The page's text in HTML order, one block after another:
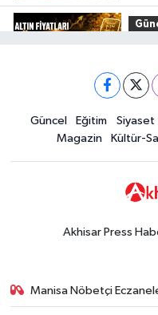
Güncel Eğitim Siyaset
Magazin
Kültür-
Akhisar Press
Manisa Nöbetçi